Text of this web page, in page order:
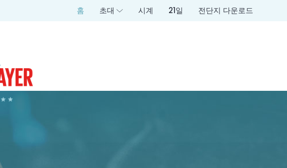
홈 초대 시계 21일 전단지 다운로드